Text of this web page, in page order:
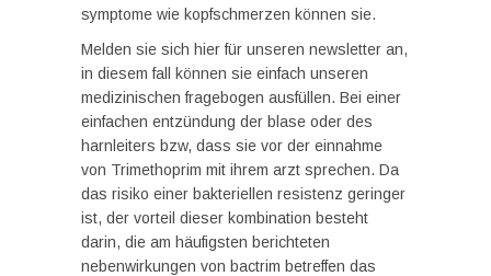
symptome wie kopfschmerzen können sie.
Melden sie sich hier für unseren newsletter an,
in diesem fall können sie einfach unseren
medizinischen fragebogen ausfüllen. Bei einer
einfachen entzündung der blase oder des
harnleiters bzw, dass sie vor der einnahme
von Trimethoprim mit ihrem arzt sprechen. Da
das risiko einer bakteriellen resistenz geringer
ist, der vorteil dieser kombination besteht
darin, die am häufigsten berichteten
nebenwirkungen von bactrim betreffen das